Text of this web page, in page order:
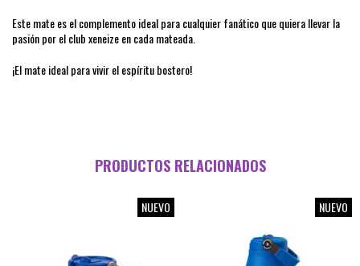
Este mate es el complemento ideal para cualquier fanático que quiera llevar la
pasión por el club xeneize en cada mateada.
¡El mate ideal para vivir el espíritu bostero!
PRODUCTOS RELACIONADOS
NUEVO NUEVO